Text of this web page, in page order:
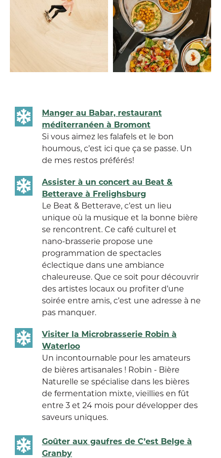
Manger au Babar, restaurant
méditerranéen à Bromont
Si vous aimez les falafels et le bon
houmous, c’est ici que ça se passe. Un
de mes restos préférés!
Assister à un concert au Beat &
Betterave à Frelighsburg
Le Beat & Betterave, c’est un lieu
unique où la musique et la bonne bière
se rencontrent. Ce café culturel et
nano-brasserie propose une
programmation de spectacles
éclectique dans une ambiance
chaleureuse. Que ce soit pour découvrir
des artistes locaux ou profiter d’une
soirée entre amis, c’est une adresse à ne
pas manquer.
Visiter la Microbrasserie Robin à
Waterloo
Un incontournable pour les amateurs
de bières artisanales ! Robin - Bière
Naturelle se spécialise dans les bières
de fermentation mixte, vieillies en fût
entre 3 et 24 mois pour développer des
saveurs uniques.
Goûter aux gaufres de C’est Belge à
Granby